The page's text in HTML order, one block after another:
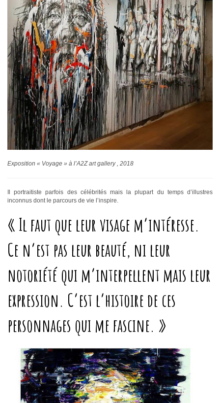
Exposition « Voyage » à l’A2Z art gallery , 2018
Il portraitiste parfois des célébrités mais la plupart du temps d’illustres
inconnus dont le parcours de vie l’inspire.
« Il faut que leur visage m’intéresse.
Ce n’est pas leur beauté, ni leur
notoriété qui m’interpellent mais leur
expression. C’est l’histoire de ces
personnages qui me fascine. »